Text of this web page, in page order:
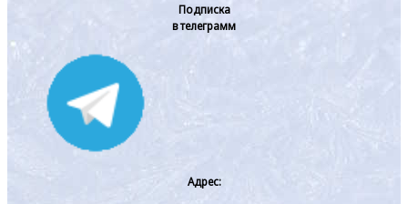
Подписка
в телеграмм
Адрес: